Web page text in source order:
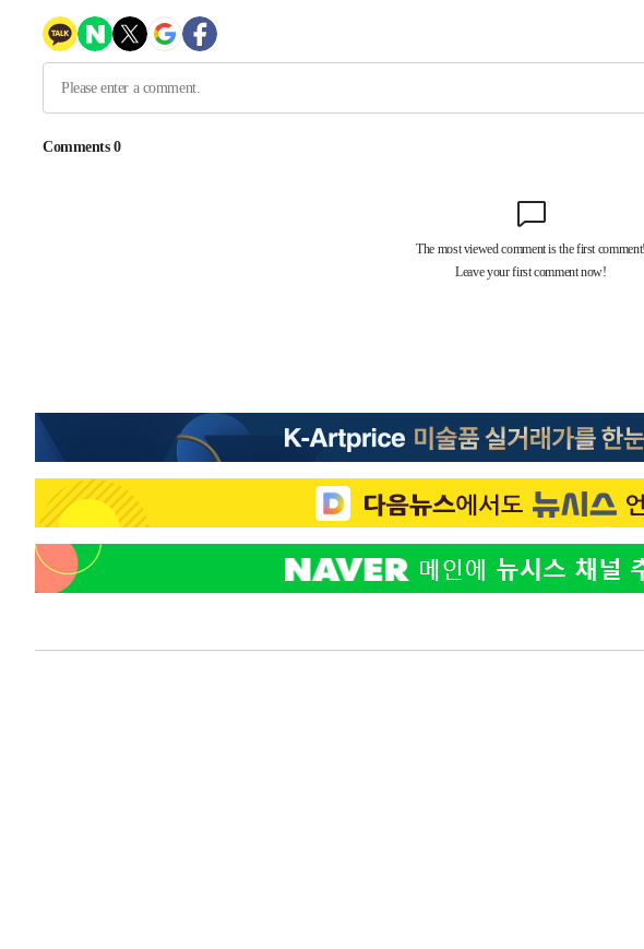
-10003초 전 >[속보] 뉴욕증시, 일제 하락 마감…나스닥 0.06%↓
-31201초 전 >[속보]'채상병 순직 책임' 임성근, 항소심도 징역 3년
[속보]경찰·노동부, HL만도 평택사업장 끼임 사망 관련 압수수색
[속보]합수본, '투표율 허위 입력' 중앙·서울·경기도 선관위 등 9곳
-20473초 전 >입추에도 극한더위…서울 낮 39도 '폭염중대경보'
-15437초 전 >
이란, 호르무즈서 "적국 목표물들"과 대치로 남부 케슘섬에서 두차
례 큰 폭발음
발효
-12303초 전 > [속보]트럼프, 美 원정출산 금지 행정명령 서명
-10003초 전 >[속보] 뉴욕증시, 일제 하락 마감…나스닥 0.06%↓